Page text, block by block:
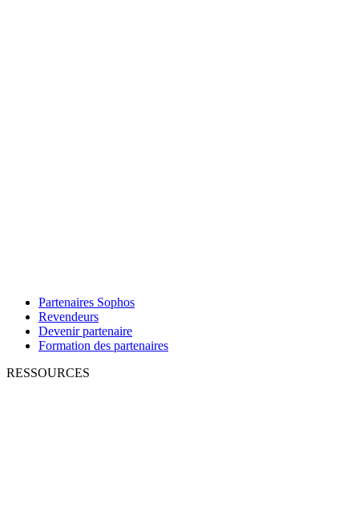
Partenaires Sophos
Revendeurs
Devenir partenaire
Formation des partenaires
RESSOURCES